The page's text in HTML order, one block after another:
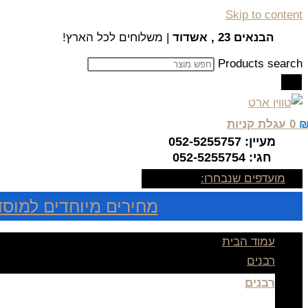
Skip to content
הבנאים 23 , אשדוד
| משלוחים לכל הארץ!
Products search
0 עגלת קניות
מעיין: 052-5255757
חגי: 052-5255754
מועדפים שנבחרו:
מחירים מיוחדים
עמוד הבית
רבנים
רבנים